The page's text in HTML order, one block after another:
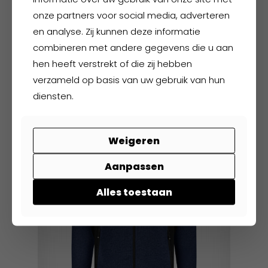
Hydrowear Bonaire
€45,92 incl. BTW
Dit
heeft
kan
onze partners voor social media, adverteren
en analyse. Zij kunnen deze informatie
combineren met andere gegevens die u aan
hen heeft verstrekt of die zij hebben
verzameld op basis van uw gebruik van hun
diensten.
Weigeren
Aanpassen
Alles toestaan